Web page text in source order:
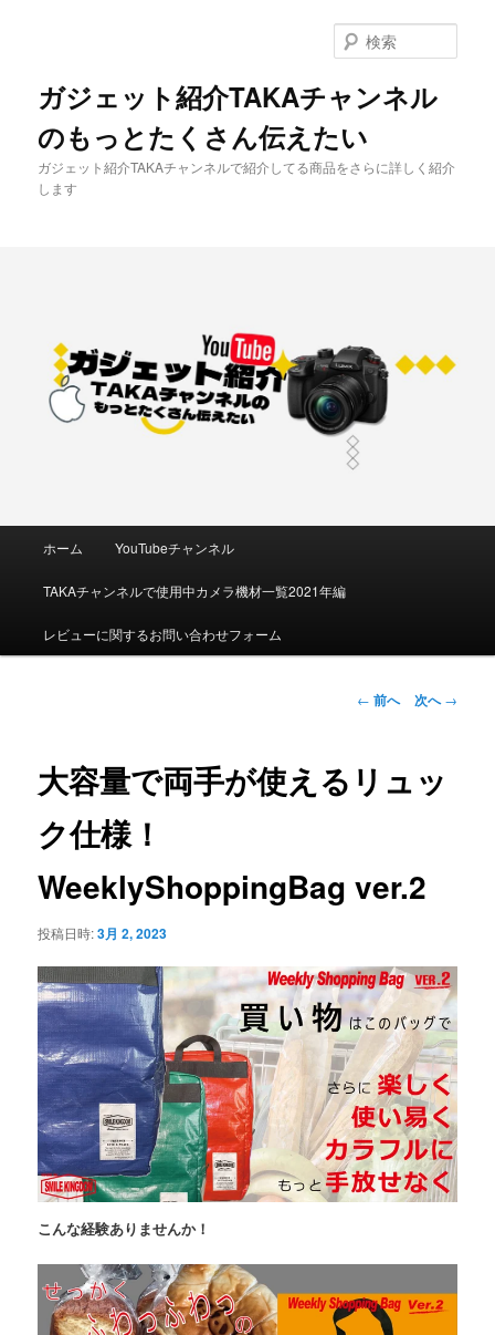
ガジェット紹介TAKAチャンネル
のもっとたくさん伝えたい
ガジェット紹介TAKAチャンネルで紹介してる商品をさらに詳しく紹介
します
索
ュ
ホーム YouTubeチャンネル
TAKAチャンネルで使用中カメラ機材一覧2021年編
レビューに関するお問い合わせフォーム
投
ビ
ゲ
ン
← 前へ 次へ→
大容量で両手が使えるリュッ
ク仕様！
WeeklyShoppingBag ver.2
投稿日時:3月 2, 2023
こんな経験ありませんか！